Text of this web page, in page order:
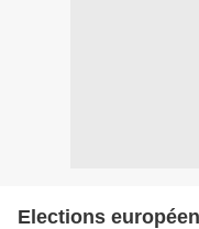
Elections